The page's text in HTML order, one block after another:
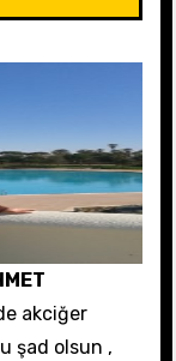
akciğer
şad olsun ,